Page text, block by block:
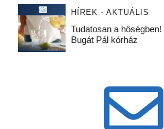
HÍREK - AKTUÁLIS
Tudatosan a
Bugát Pál kórház